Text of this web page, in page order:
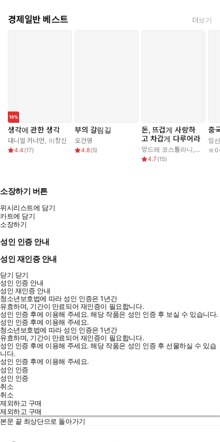
경제일반 베스트 더보기
생각에 관한 생각
대니얼 카너먼 이창신
4.4 (17)
부의 갈림길
오건영
4.8(5)
돈, 뜨겁게 사랑하
고 차갑게 다루어라
앙드레 코스톨라니 한윤진
4.7 (15)
중
임
0
소장하기 버튼
위시리스트에 담기
카트에 담기
소장하기
성인 인증 안내
성인 재인증 안내
닫기 닫기
성인 인증 안내
성인 재인증 안내
청소년보호법에 따라 성인 인증은 1년간
유효하며, 기간이 만료되어 재인증이 필요합니다.
성인 인증 후에 이용해 주세요.해당 작품은 성인 인증 후 보실 수 있습니다.
성인 인증 후에 이용해 주세요.
청소년보호법에 따라 성인 인증은 1년간
유효하며, 기간이 만료되어 재인증이 필요합니다.
성인 인증 후에 이용해 주세요.해당 작품은 성인 인증 후 선물하실 수 있습
니다.
성인 인증 후에 이용해 주세요.
성인 인증
성인 인증
취소
취소
제외하고 구매
제외하고 구매
본문 끝 최상단으로 돌아가기